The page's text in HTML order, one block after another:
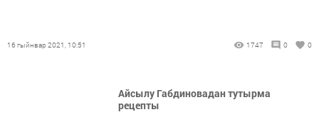
16 гыйнвар 2021, 10:51 1747 0 0
Айсылу Габдиновадан тутырма
рецепты